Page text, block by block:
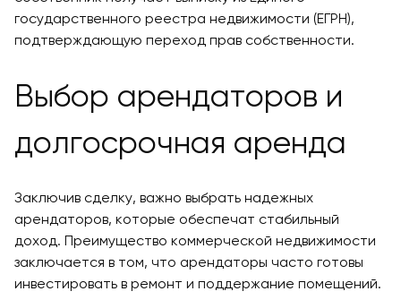
государственного реестра недвижимости (ЕГРН),
подтверждающую переход прав собственности.
Выбор арендаторов и
долгосрочная аренда
Заключив сделку, важно выбрать надежных
арендаторов, которые обеспечат стабильный
доход. Преимущество коммерческой недвижимости
заключается в том, что арендаторы часто готовы
инвестировать в ремонт и поддержание помещений.